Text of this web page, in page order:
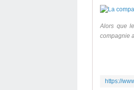
Alors que
compagnie